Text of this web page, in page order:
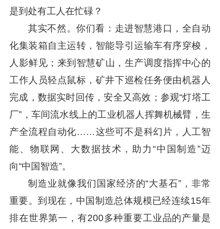
是到处有工人在忙碌？
其实不然。你们看：走进智慧港口，全自动
化集装箱自主运转，智能导引运输车有序穿梭，
人影鲜见；来到智慧矿山，生产调度指挥中心的
工作人员轻点鼠标，矿井下巡检任务便由机器人
完成，数据实时回传，安全又高效；参观“灯塔工
厂”，车间流水线上的工业机器人挥舞机械臂，生
产全流程自动化……这些可不是科幻片，人工智
能、物联网、大数据技术，助力“中国制造”迈
向“中国智造”。
制造业就像我们国家经济的“大基石”，非常
重要。到现在，中国制造总体规模已经连续15年
排在世界第一，有200多种重要工业品的产量是